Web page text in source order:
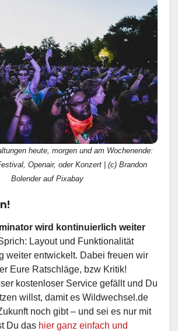
heute, morgen und am Wochenende:
Openair, oder Konzert | (c) Brandon
Bolender auf Pixabay
wird kontinuierlich weiter
Layout und Funktionalität
weiter entwickelt. Dabei freuen wir
Eure Ratschläge, bzw Kritik!
kostenloser Service gefällt und Du
willst, damit es Wildwechsel.de
noch gibt – und sei es nur mit
Du das hier ganz einfach und